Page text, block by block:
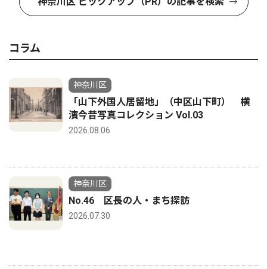
コラム
神奈川区
「山下外国人居留地」（中区山下町） 横
濱今昔写真コレクション Vol.03
2026.08.06
神奈川区
No.46 区長の人・まち探訪
2026.07.30